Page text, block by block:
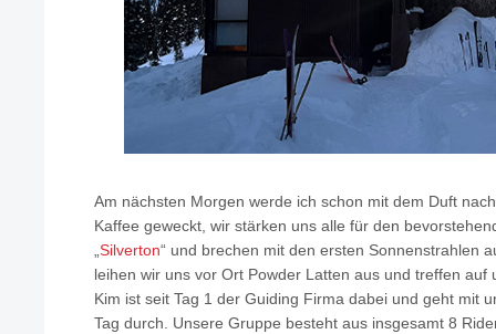
Am nächsten Morgen werde ich schon mit dem Duft
Kaffee geweckt, wir stärken uns alle für den
Silverton“ und brechen mit den ersten Sonnenstrahlen
leihen wir uns vor Ort Powder Latten aus und treffen auf
Kim ist seit Tag 1 der Guiding Firma dabei und geht mit
Tag durch. Unsere Gruppe besteht aus insgesamt 8